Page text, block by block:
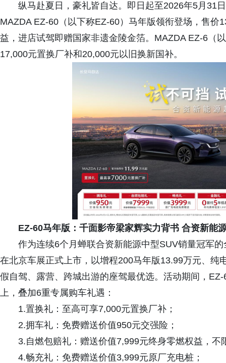
纵马赴夏日，豪礼皆自达。即日起至2026年5月31
MAZDA EZ-60（以下称EZ-60）马年版领衔登场，售
益，进店试驾即赠国家非遗金陵金箔。MAZDA EZ-6（
17,000元置换厂补和20,000元以旧换新国补。
EZ-60马年版：千面影帝梁家辉实力背书 合资新能
作为连续6个月蝉联合资新能源中型SUV销量冠军的
在北京车展正式上市，以增程200马年版13.99万元、纯
假自驾、露营、跨城出游的座驾最优选。活动期间，
上，叠加6重专属购车礼遇：
1.置换礼：至高可享7,000元置换厂补；
2.拥车礼：免费赠送价值950元交强险；
3.自燃包赔礼：赠送价值7,999元终身零燃权益，不
4.畅充礼：免费赠送价值3,999元原厂充电桩；